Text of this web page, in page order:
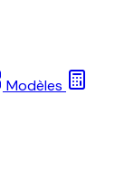
Modèles